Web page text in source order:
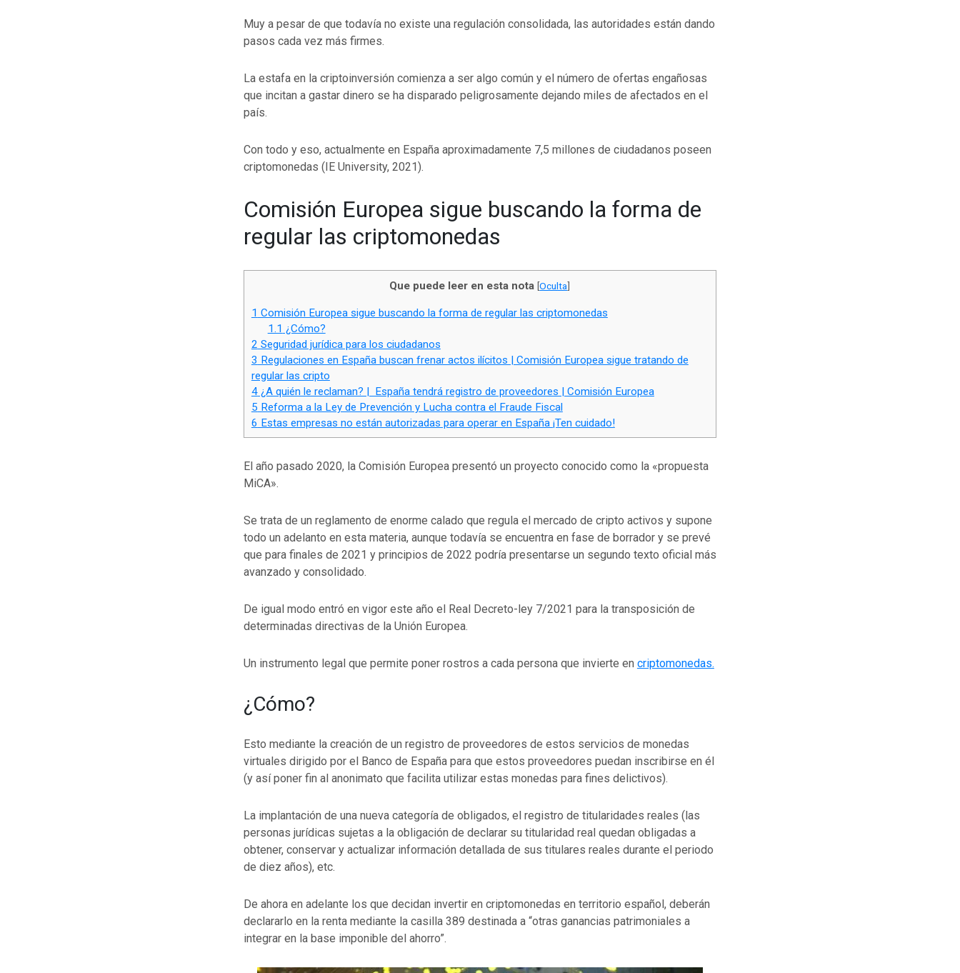
Muy a pesar de que todavía no existe una regulación consolidada, las autoridades están dando
pasos cada vez más firmes.
La estafa en la criptoinversión comienza a ser algo común y el número de ofertas engañosas
que incitan a gastar dinero se ha disparado peligrosamente dejando miles de afectados en el
país.
Con todo y eso, actualmente en España aproximadamente 7,5 millones de ciudadanos poseen
criptomonedas (IE University, 2021).
Comisión Europea sigue buscando la forma de
regular las criptomonedas
Que puede leer en esta nota [Oculta]
1 Comisión Europea sigue buscando la forma de regular las criptomonedas
1.1 ¿Cómo?
2 Seguridad jurídica para los ciudadanos
3 Regulaciones en España buscan frenar actos ilícitos | Comisión Europea sigue tratando de
regular las cripto
4¿A quién le reclaman? | España tendrá registro de proveedores | Comisión Europea
5 Reforma a la Ley de Prevención y Lucha contra el Fraude Fiscal
6 Estas empresas no están autorizadas para operar en España ¡Ten cuidado!
El año pasado 2020, la Comisión Europea presentó un proyecto conocido como la «propuesta
MiCA».
Se trata de un reglamento de enorme calado que regula el mercado de cripto activos y supone
todo un adelanto en esta materia, aunque todavía se encuentra en fase de borrador y se prevé
que para finales de 2021 y principios de 2022 podría presentarse un segundo texto oficial más
avanzado y consolidado.
De igual modo entró en vigor este año el Real Decreto-ley 7/2021 para la transposición de
determinadas directivas de la Unión Europea.
Un instrumento legal que permite poner rostros a cada persona que invierte en criptomonedas.
¿Cómo?
Esto mediante la creación de un registro de proveedores de estos servicios de monedas
virtuales dirigido por el Banco de España para que estos proveedores puedan inscribirse en él
(y así poner fin al anonimato que facilita utilizar estas monedas para fines delictivos).
La implantación de una nueva categoría de obligados, el registro de titularidades reales (las
personas jurídicas sujetas a la obligación de declarar su titularidad real quedan obligadas a
obtener, conservar y actualizar información detallada de sus titulares reales durante el periodo
de diez años), etc.
De ahora en adelante los que decidan invertir en criptomonedas en territorio español, deberán
declararlo en la renta mediante la casilla 389 destinada a “otras ganancias patrimoniales a
integrar en la base imponible del ahorro”.